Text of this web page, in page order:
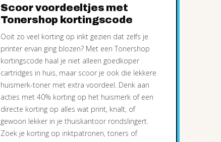
Scoor voordeeltjes met
Tonershop kortingscode
Ooit zo veel korting op inkt gezien dat zelfs je
printer ervan ging blozen? Met een Tonershop
kortingscode haal je niet alleen goedkoper
cartridges in huis, maar scoor je ook die lekkere
huismerk-toner met extra voordeel. Denk aan
acties met 40% korting op het huismerk of een
directe korting op alles wat print, knalt, of
gewoon lekker in je thuiskantoor rondslingert.
Zoek je korting op inktpatronen, toners of